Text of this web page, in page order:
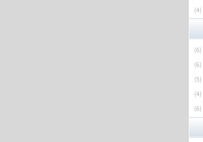
(
4
)
(
6
)
(
6
)
(
5
)
(
4
)
(
6
)